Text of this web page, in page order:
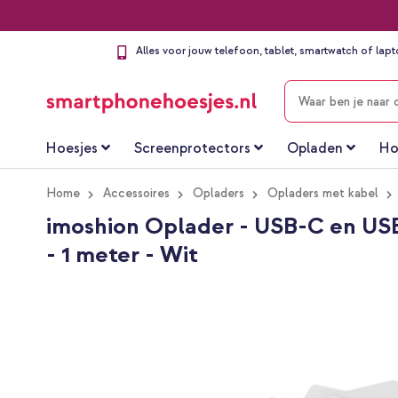
Alles voor jouw telefoon, tablet, smartwatch of
ZOEKEN
Hoesjes Screenprotectors Opladen
Home Accessoires Opladers Opladers met kabel
imoshion Oplader - USB-C en
- 1 meter - Wit